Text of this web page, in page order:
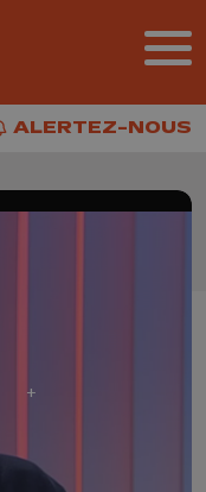
NOUS
ALERTEZ-NOUS